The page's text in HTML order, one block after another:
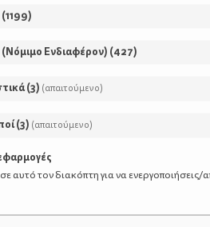
(1199)
Ενδιαφέρον) (427)
(3) (απαιτούμενο)
(3) (απαιτούμενο)
αυτό τον διακόπτη για να ενεργοποιήσεις/